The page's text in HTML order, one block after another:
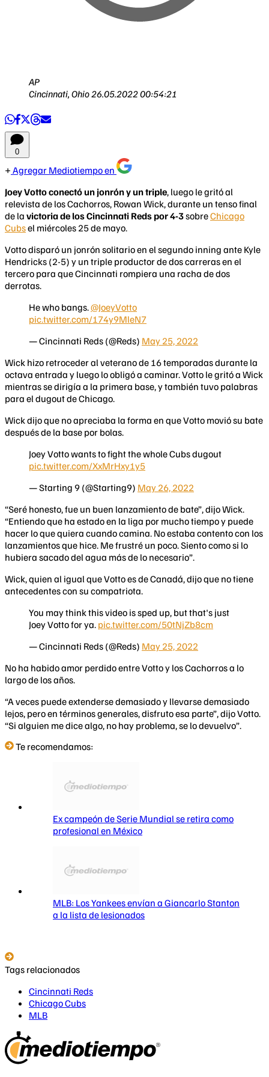
AP
Cincinnati, Ohio26.05.2022 00:54:21
0
Agregar Mediotiempo en
Joey Votto conectó un jonrón y un triple, luego le gritó al
relevista de los Cachorros, Rowan Wick, durante un tenso final
de la victoria de los Cincinnati Reds por 4-3sobreChicago
Cubsel miércoles 25 de mayo.
Votto disparó un jonrón solitario en el segundo inning ante Kyle
Hendricks (2-5) y un triple productor de dos carreras en el
tercero para que Cincinnati rompiera una racha de dos
derrotas.
He who bangs.@JoeyVotto
pic.twitter.com/174y9MleN7
— Cincinnati Reds (@Reds) May 25, 2022
Wick hizo retroceder al veterano de 16 temporadas durante la
octava entrada y luego lo obligó a caminar. Votto le gritó a Wick
mientras se dirigía a la primera base, y también tuvo palabras
para el dugout de Chicago.
Wick dijo que no apreciaba la forma en que Votto movió su bate
después de la base por bolas.
Joey Votto wants to fight the whole Cubs dugout
pic.twitter.com/XxMrHxy1y5
— Starting 9 (@Starting9) May 26, 2022
“Seré honesto, fue un buen lanzamiento de bate”, dijo Wick.
“Entiendo que ha estado en la liga por mucho tiempo y puede
hacer lo que quiera cuando camina. No estaba contento con los
lanzamientos que hice. Me frustré un poco. Siento como si lo
hubiera sacado del agua más de lo necesario”.
Wick, quien al igual que Votto es de Canadá, dijo que no tiene
antecedentes con su compatriota.
You may think this video is sped up, but that's just
Joey Votto for ya. pic.twitter.com/50tNjZb8cm
— Cincinnati Reds (@Reds) May 25, 2022
No ha habido amor perdido entre Votto y los Cachorros a lo
largo de los años.
“A veces puede extenderse demasiado y llevarse demasiado
lejos, pero en términos generales, disfruto esa parte”, dijo Votto.
“Si alguien me dice algo, no hay problema, se lo devuelvo”.
Te recomendamos:
Ex campeón de Serie Mundial se retira como
profesional en México
MLB: Los Yankees envían a Giancarlo Stanton
a la lista de lesionados
Tags relacionados
Cincinnati Reds
Chicago Cubs
MLB